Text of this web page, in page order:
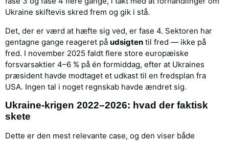
Ukraine skiftevis skred frem og gik i stå.
Det, der er værd at hæfte sig ved, er fase 4. Sektoren har
gentagne gange reageret på udsigten til fred — ikke på
fred. I november 2025 faldt flere store europæiske
forsvarsaktier 4–6 % på én formiddag, efter at Ukraines
præsident havde modtaget et udkast til en fredsplan fra
USA. Ingen tal i noget regnskab havde ændret sig.
Ukraine-krigen 2022–2026: hvad der faktisk
skete
Dette er den mest relevante case, og den viser både